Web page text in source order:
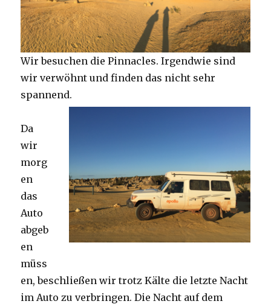
Wir besuchen die Pinnacles. Irgendwie sind
wir verwöhnt und finden das nicht sehr
spannend.
Da
wir
morg
en
das
Auto
abgeb
en
müss
en, beschließen wir trotz Kälte die letzte Nacht
im Auto zu verbringen. Die Nacht auf dem